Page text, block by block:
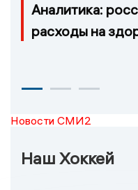
Аналитика:
расходы на
Новости СМИ2
Наш Хоккей